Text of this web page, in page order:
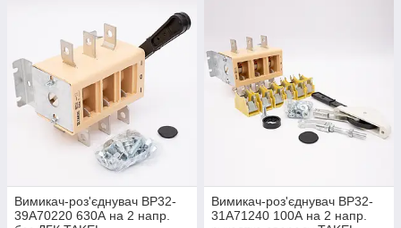
Вимикач-роз'єднувач ВР32-
39А70220 630А на 2 напр.
Вимикач-роз'єднувач ВР32-
31A71240 100А на 2 напр.